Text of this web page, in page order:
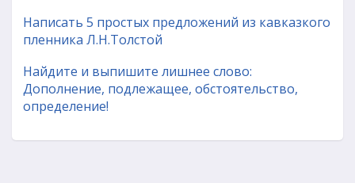
Написать 5 простых предложений из кавказкого
пленника Л.Н.Толстой
Найдите и выпишите лишнее слово:
Дополнение, подлежащее, обстоятельство,
определение!